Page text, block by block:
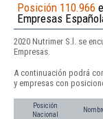
Posición 110.966
Empresas
2020 Nutrimer S.l. se
Empresas.
A continuación podrá
y empresas con
Posición
Nacional